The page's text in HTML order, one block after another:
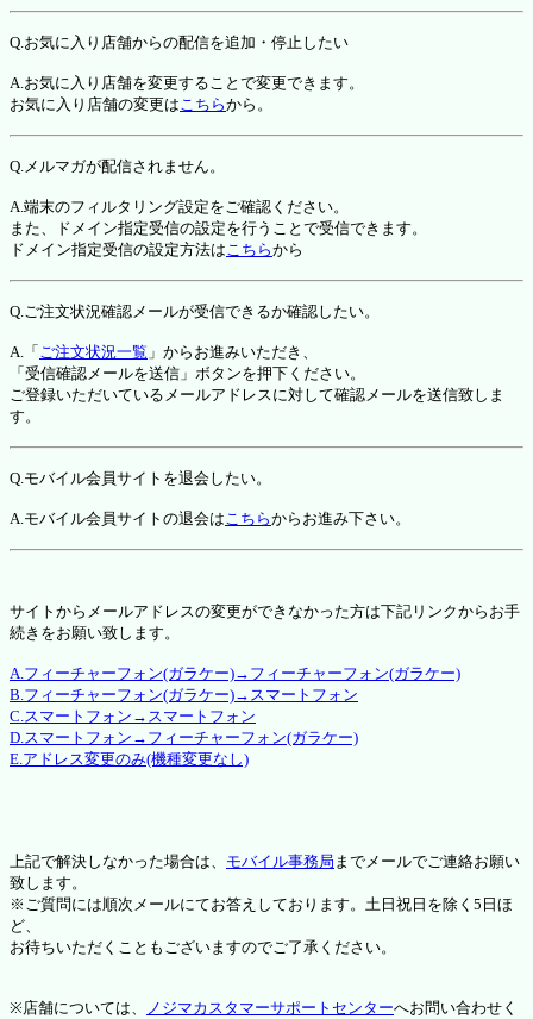
Q.お気に入り店舗からの配信を追加・停止したい
A.お気に入り店舗を変更することで変更できます。
お気に入り店舗の変更はこちらから。
Q.メルマガが配信されません。
A.端末のフィルタリング設定をご確認ください。
また、ドメイン指定受信の設定を行うことで受信できます。
ドメイン指定受信の設定方法はこちらから
Q.ご注文状況確認メールが受信できるか確認したい。
A.「 ご注文状況一覧 」からお進みいただき、
「受信確認メールを送信」ボタンを押下ください。
ご登録いただいているメールアドレスに対して確認メールを送信致しま
す。
Q.モバイル会員サイトを退会したい。
A.モバイル会員サイトの退会はこちらからお進み下さい。
サイトからメールアドレスの変更ができなかった方は下記リンクからお手
続きをお願い致します。
A.フィーチャーフォン(ガラケー)→フィーチャーフォン(ガラケー)
B.フィーチャーフォン(ガラケー)→スマートフォン
C.スマートフォン→スマートフォン
D.スマートフォン→フィーチャーフォン(ガラケー)
E.アドレス変更のみ(機種変更なし)
上記で解決しなかった場合は、 モバイル事務局 までメールでご連絡お願い
致します。
※ご質問には順次メールにてお答えしております。土日祝日を除く5日ほ
ど、
お待ちいただくこともございますのでご了承ください。
※店舗については、 ノジマカスタマーサポートセンターへお問い合わせく